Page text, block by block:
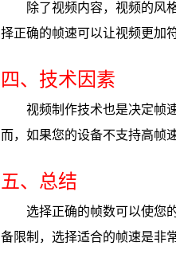
除了视频内容，视频的风
择正确的帧速可以让视频更加
四、技术因素
视频制作技术也是决定帧
而，如果您的设备不支持高帧
五、总结
选择正确的帧数可以使您
备限制，选择适合的帧速是非